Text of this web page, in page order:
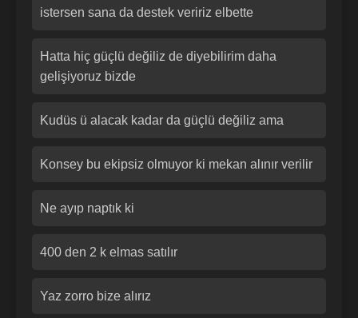
istersen sana da destek veririz elbette
Hatta hiç güçlü değiliz de diyebilirim daha
gelişiyoruz bizde
Kudüs ü alacak kadar da güçlü değiliz ama
Konsey bu ekipsiz olmuyor ki mekan alınır verilir
Ne ayıp naptık ki
400 den 2 k elmas satılır
Yaz zorro bize alırız